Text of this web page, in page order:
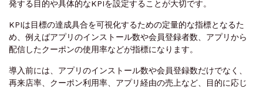
発する目的や具体的なKPIを設定することが大切です。
KPIは目標の達成具合を可視化するための定量的な指標となるた
め、例えばアプリのインストール数や会員登録者数、アプリから
配信したクーポンの使用率などが指標になります。
導入前には、アプリのインストール数や会員登録数だけでなく、
再来店率、クーポン利用率、アプリ経由の売上など、目的に応じ